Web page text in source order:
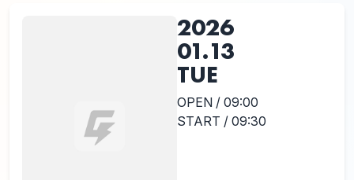
2026
01.13
TUE
OPEN / 09:00
START / 09:30